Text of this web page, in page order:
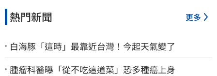
熱門新聞 更多
白海豚「這時」最靠近台灣！今起天氣變了
腫瘤科醫曝「從不吃這道菜」恐多種癌上身